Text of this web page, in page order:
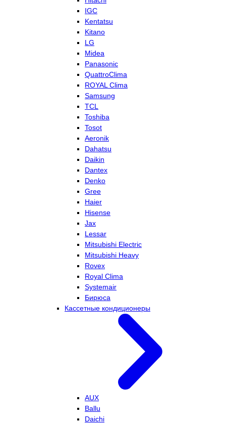
IGC
Kentatsu
Kitano
LG
Midea
Panasonic
QuattroClima
ROYAL Clima
Samsung
TCL
Toshiba
Tosot
Aeronik
Dahatsu
Daikin
Dantex
Denko
Gree
Haier
Hisense
Jax
Lessar
Mitsubishi Electric
Mitsubishi Heavy
Rovex
Royal Clima
Systemair
Бирюса
Кассетные кондиционеры
AUX
Ballu
Daichi